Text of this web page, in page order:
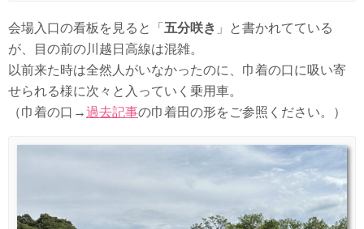
会場入口の看板を見ると「 五分咲き 」と書かれてている
が、目の前の川越日高線は混雑。
以前来た時は全然人がいなかったのに、巾着の口に吸い寄
せられる様に次々と入っていく乗用車。
（巾着の口→過去記事の巾着田の形をご参照ください。）